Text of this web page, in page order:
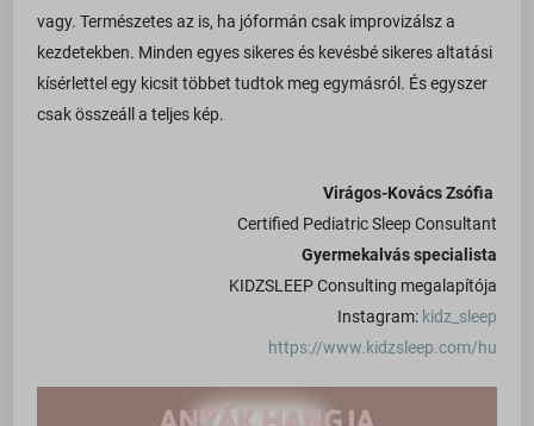
vagy. Természetes az is, ha jóformán csak improvizálsz a
kezdetekben. Minden egyes sikeres és kevésbé sikeres altatási
kísérlettel egy kicsit többet tudtok meg egymásról. És egyszer
csak összeáll a teljes kép.
Virágos-Kovács Zsófia
Certified Pediatric Sleep Consultant
Gyermekalvás specialista
KIDZSLEEP Consulting megalapítója
Instagram: kidz_sleep
https://www.kidzsleep.com/hu